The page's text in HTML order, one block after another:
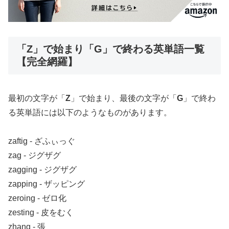
「Z」で始まり「G」で終わる英単語一覧
【完全網羅】
最初の文字が「 Z 」で始まり、最後の文字が「 G 」で終わ
る英単語には以下のようなものがあります。
zaftig ‐ ざふぃっぐ
zag ‐ ジグザグ
zagging ‐ ジグザグ
zapping ‐ ザッピング
zeroing ‐ ゼロ化
zesting ‐ 皮をむく
zhang ‐ 張